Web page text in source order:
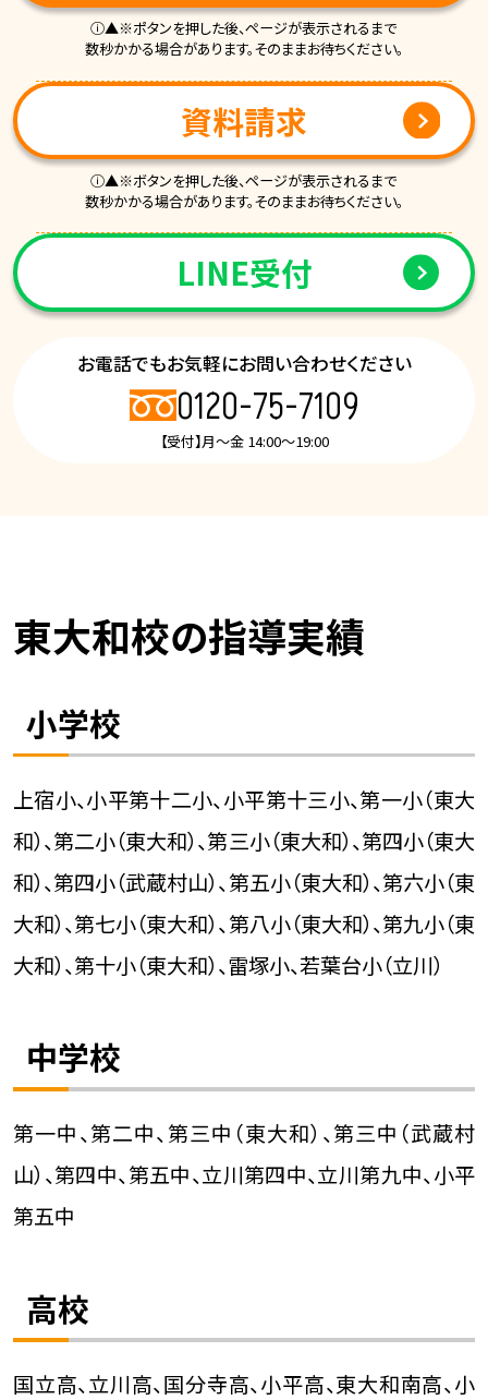
ⓘ▲※ポタンを押した後、ページが表示されるまで
数秒かかる場合があります。そのままお待ちください。
資料請求
ⓘ▲※ボタンを押した後、ページが表示されるまで
数秒かかる場合があります。そのままお待ちください。
LINE受付
お電話でもお気軽にお問い合わせください
0120-75-7109
【受付】月～金 14:00～19:00
東大和校の指導実績
小学校
上宿小、小平第十二小、小平第十三小、第一小（東大
和）、第二小（東大和）、第三小（東大和）、第四小（東大
和）、第四小（武蔵村山）、第五小（東大和）、第六小（東
大和）、第七小（東大和）、第八小（東大和）、第九小（東
大和）、第十小（東大和）、雷塚小、若葉台小（立川）
中学校
第一中、第二中、第三中（東大和）、第三中（武蔵村
山）、第四中、第五中、立川第四中、立川第九中、小平
第五中
高校
国立高、立川高、国分寺高、小平高、東大和南高、小